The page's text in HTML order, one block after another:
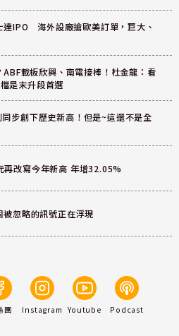
達IPO 海外設廠搶歐美訂單，巨大、
載板欣興、南電接棒！杜金龍：看
是末升段首選
步創下歷史新高！但是~這還不是全
改寫今年新高 年增32.05%
忽略的訊號正在浮現
團 Instagram Youtube Podcast